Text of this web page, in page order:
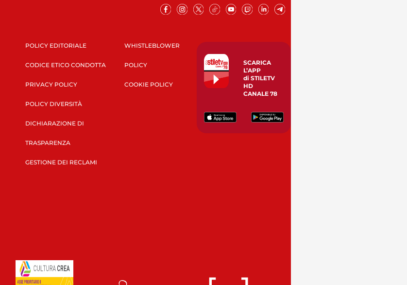
POLICY EDITORIALE
CODICE ETICO CONDOTTA
PRIVACY POLICY
POLICY DIVERSITÀ
DICHIARAZIONE DI
TRASPARENZA
GESTIONE DEI RECLAMI
WHISTLEBLOWER
POLICY
COOKIE POLICY
SCARICA
L’APP
di STILETV
HD
CANALE 78